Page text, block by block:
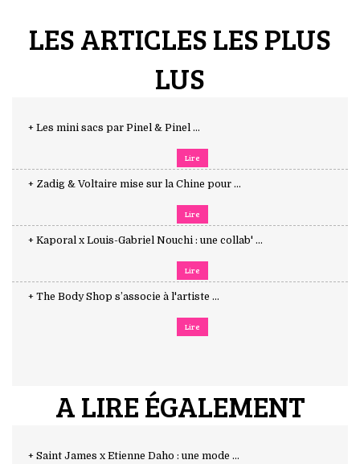
LES ARTICLES LES PLUS
LUS
+ Les mini sacs par Pinel & Pinel ...
Lire
+ Zadig & Voltaire mise sur la Chine pour ...
Lire
+ Kaporal x Louis-Gabriel Nouchi : une collab' ...
Lire
+ The Body Shop s’associe à l'artiste ...
Lire
A LIRE ÉGALEMENT
+ Saint James x Etienne Daho : une mode ...